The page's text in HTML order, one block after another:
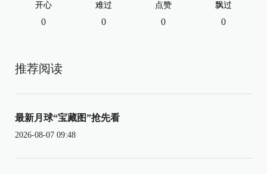
开心
0
难过
0
点赞
0
飘过
0
推荐阅读
最新月球“宝藏图”抢先看
2026-08-07 09:48